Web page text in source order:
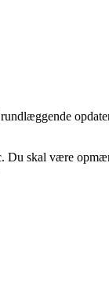
Du skal være